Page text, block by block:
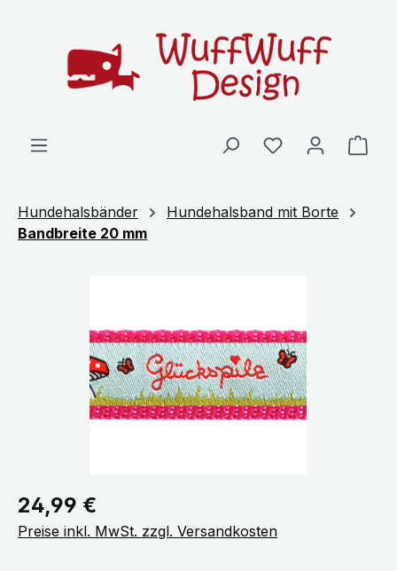
Hundehalsbänder
Hundehalsband mit Borte
Bandbreite 20 mm
Regulärer Preis:
24,99 €
Preise inkl. MwSt. zzgl. Versandkosten